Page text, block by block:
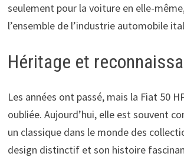
seulement pour la voiture en elle-
l’ensemble de l’industrie automobile
Héritage et
Les années ont passé, mais la Fiat 50
oubliée. Aujourd’hui, elle est souvent
un classique dans le monde des
design distinctif et son histoire